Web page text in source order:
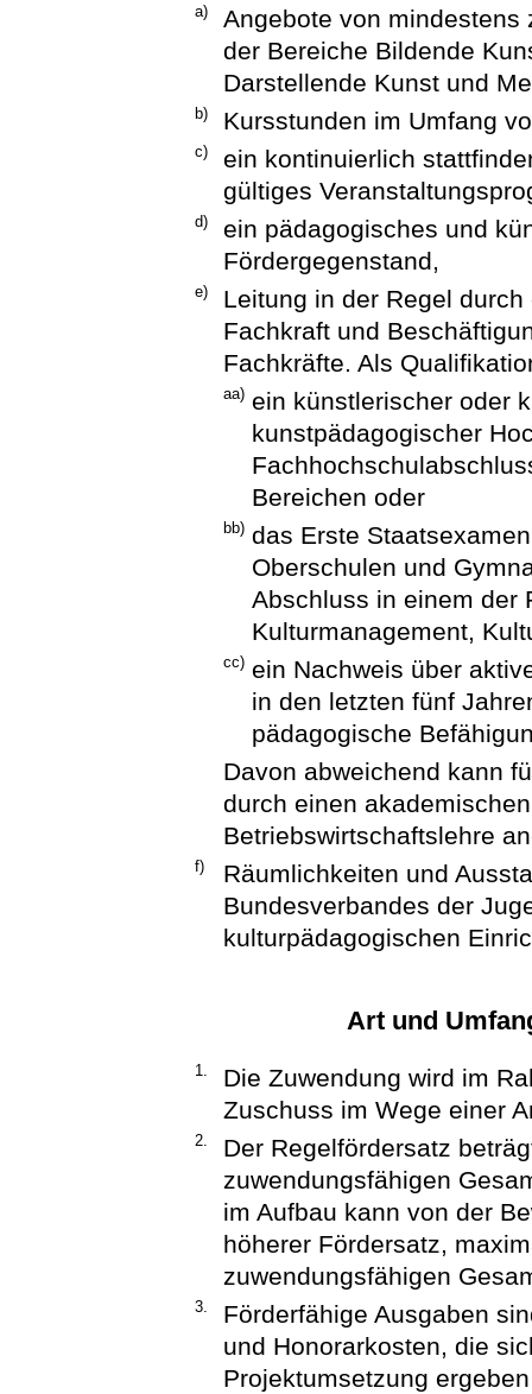
a)
Angebote von mindestens
der Bereiche Bildende
Darstellende Kunst und
b) Kursstunden im Umfang
c)
ein kontinuierlich
gültiges
d)
ein pädagogisches und
Fördergegenstand,
e)
Leitung in der Regel
Fachkraft und
Fachkräfte. Als
aa) ein künstlerischer oder
kunstpädagogischer
Bereichen oder
bb) das Erste
Oberschulen und
Abschluss in einem der
Kulturmanagement,
cc) ein Nachweis über
in den letzten fünf
pädagogische
Davon abweichend kann
durch einen
Betriebswirtschaftslehre
f)
Räumlichkeiten und
Bundesverbandes der
kulturpädagogischen
Art und
1.
Die Zuwendung wird im
Zuschuss im Wege einer
2.
Der Regelfördersatz
zuwendungsfähigen
im Aufbau kann von der
höherer Fördersatz,
zuwendungsfähigen
3.
Förderfähige Ausgaben
und Honorarkosten, die
Projektumsetzung